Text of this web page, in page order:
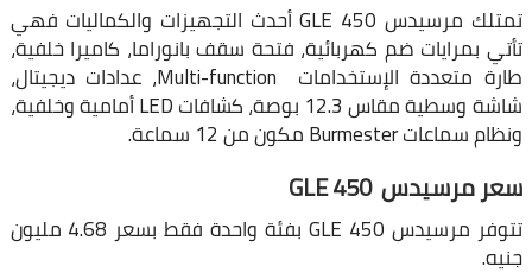
تمتلك مرسيدس GLE 450 أحدث التجهيزات والكماليات فهي
تأتي بمرايات ضم كهربائية، فتحة سقف بانوراما، كاميرا خلفية،
طارة متعددة الإستخدامات Multi-function، عدادات ديجيتال،
شاشة وسطية مقاس 12.3 بوصة، كشافات LED أمامية وخلفية،
ونظام سماعات Burmester مكون من 12 سماعة.
سعر مرسيدس GLE 450
تتوفر مرسيدس GLE 450 بفئة واحدة فقط بسعر 4.68 مليون
جنيه.